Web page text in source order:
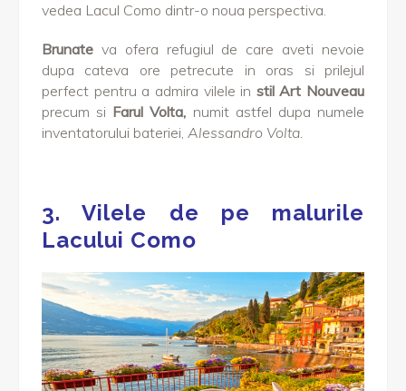
vedea Lacul Como dintr-o noua perspectiva.
Brunate va ofera refugiul de care aveti nevoie
dupa cateva ore petrecute in oras si prilejul
perfect pentru a admira vilele in stil Art Nouveau
precum si Farul Volta, numit astfel dupa numele
inventatorului bateriei, Alessandro Volta.
3. Vilele de pe malurile
Lacului Como